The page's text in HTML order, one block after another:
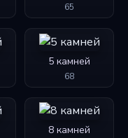
65
5 камней
68
8 камней